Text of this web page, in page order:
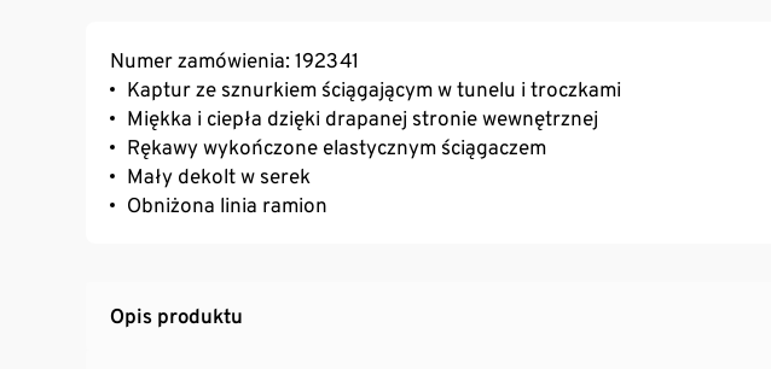
Numer zamówienia: 192341
Kaptur ze sznurkiem ściągającym w tunelu i troczkami
Miękka i ciepła dzięki drapanej stronie wewnętrznej
Rękawy wykończone elastycznym ściągaczem
Mały dekolt w serek
Obniżona linia ramion
Opis produktu